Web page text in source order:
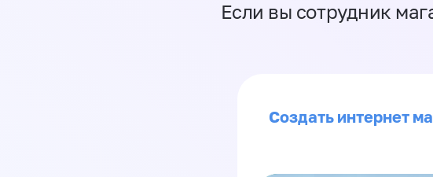
Если вы сотрудник
Создать интернет